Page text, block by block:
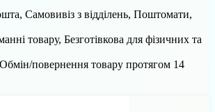
Самовивіз з відділень, Поштомати,
товару, Безготівкова для фізичних та
повернення товару протягом 14